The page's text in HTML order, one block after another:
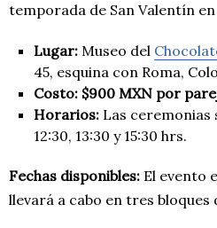
temporada de San Valentín
Lugar: Museo del
45, esquina con Roma,
Costo: $900 MXN por
Horarios: Las ceremonias
12:30, 13:30 y 15:30 hrs.
Fechas disponibles: El evento
llevará a cabo en tres